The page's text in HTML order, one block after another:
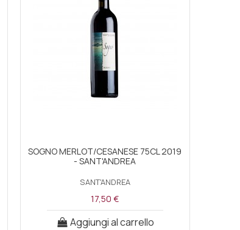
SOGNO MERLOT/CESANESE 75CL 2019
- SANT'ANDREA
SANT'ANDREA
17,50 €
Aggiungi al carrello